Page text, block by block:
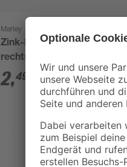
Marley
Zink-Rinnenendstück
rechts 12,5 cm
2,49